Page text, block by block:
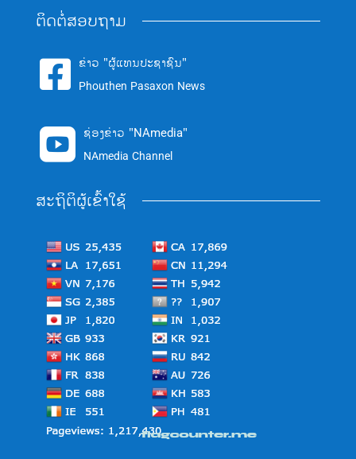
ຕິດຕໍ່ສອບຖາມ
 ຂ່າວ "ຜູ້ແທນປະຊາຊົນ"
Phouthen Pasaxon News
 ຊ່ອງຂ່າວ "NAmedia"
NAmedia Channel
ສະຖິຕິຜູ້ເຂົ້າໃຊ້